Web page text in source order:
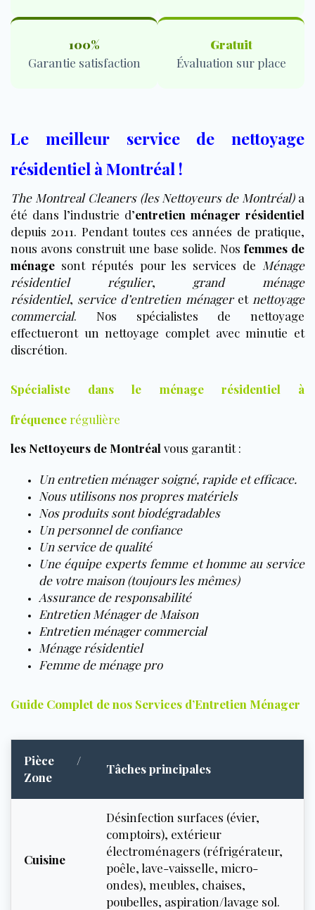
100%
Garantie satisfaction
Gratuit
Évaluation sur place
Le meilleur service de nettoyage
résidentiel à Montréal !
The Montreal Cleaners (les Nettoyeurs de Montréal)a
été dans l’industrie d’entretien ménager résidentiel
depuis 2011. Pendant toutes ces années de pratique,
nous avons construit une base solide. Nos femmes de
ménage sont réputés pour les services de Ménage
résidentiel régulier, grand ménage
résidentiel, service d’entretien ménageret nettoyage
commercial. Nos spécialistes de nettoyage
effectueront un nettoyage complet avec minutie et
discrétion.
Spécialiste dans le ménage résidentiel à
fréquencerégulière
les Nettoyeurs de Montréal vous garantit :
Un entretien ménager soigné, rapide et efficace.
Nous utilisons nos propres matériels
Nos produits sont biodégradables
Un personnel de confiance
Un service de qualité
Une équipe experts femme et homme au service
de votre maison (toujours les mêmes)
Assurance de responsabilité
Entretien Ménager de Maison
Entretien ménager commercial
Ménage résidentiel
Femme de ménage pro
Guide Complet de nos Services d’Entretien Ménager
Pièce /
Zone
Tâches principales
Cuisine
Désinfection surfaces (évier,
comptoirs), extérieur
électroménagers (réfrigérateur,
poêle, lave-vaisselle, micro-
ondes), meubles, chaises,
poubelles, aspiration/lavage sol.